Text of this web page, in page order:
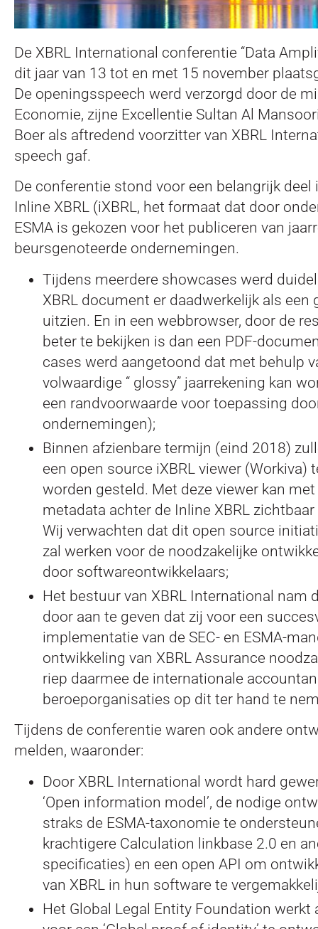
De XBRL International conferentie “Data
dit jaar van 13 tot en met 15 november
De openingsspeech werd verzorgd door de
Economie, zijne Excellentie Sultan Al
Boer als aftredend voorzitter van XBRL
speech gaf.
De conferentie stond voor een belangrijk deel
Inline XBRL (iXBRL, het formaat dat door
ESMA is gekozen voor het publiceren van
beursgenoteerde ondernemingen.
Tijdens meerdere showcases werd
XBRL document er daadwerkelijk als een
uitzien. En in een webbrowser, door de
beter te bekijken is dan een PDF-
cases werd aangetoond dat met behulp
volwaardige “ glossy” jaarrekening kan
een randvoorwaarde voor toepassing
ondernemingen);
Binnen afzienbare termijn (eind 2018)
een open source iXBRL viewer (Workiva)
worden gesteld. Met deze viewer kan
metadata achter de Inline XBRL
Wij verwachten dat dit open source
zal werken voor de noodzakelijke
door softwareontwikkelaars;
Het bestuur van XBRL International nam
door aan te geven dat zij voor een
implementatie van de SEC- en ESMA-
ontwikkeling van XBRL Assurance
riep daarmee de internationale
beroeporganisaties op dit ter hand te
Tijdens de conferentie waren ook andere
melden, waaronder:
Door XBRL International wordt hard
‘Open information model’, de nodige
straks de ESMA-taxonomie te
krachtigere Calculation linkbase 2.0 en
specificaties) en een open API om
van XBRL in hun software te
Het Global Legal Entity Foundation werkt